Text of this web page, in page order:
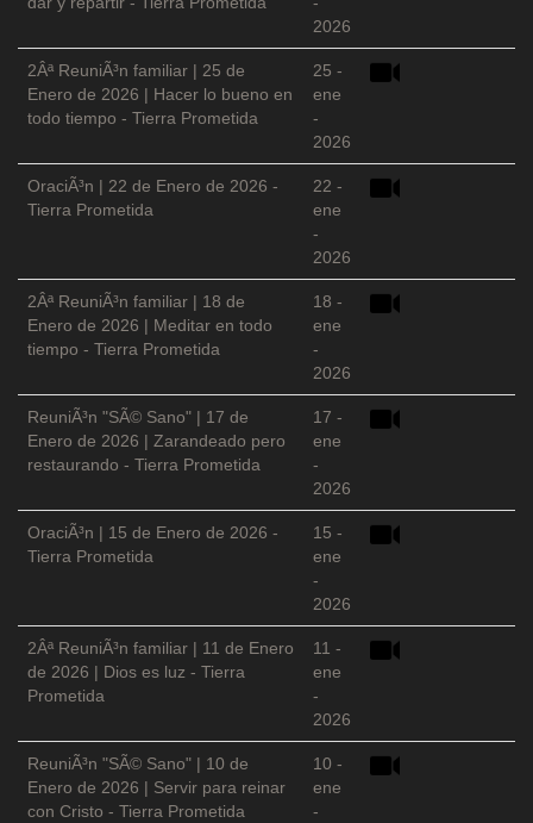
2026
2Âª ReuniÃ³n familiar | 25 de
Enero de 2026 | Hacer lo bueno en
todo tiempo - Tierra Prometida
25 -
ene
-
2026
OraciÃ³n | 22 de Enero de 2026 -
Tierra Prometida
22 -
ene
-
2026
2Âª ReuniÃ³n familiar | 18 de
Enero de 2026 | Meditar en todo
tiempo - Tierra Prometida
18 -
ene
-
2026
ReuniÃ³n "SÃ© Sano" | 17 de
Enero de 2026 | Zarandeado pero
restaurando - Tierra Prometida
17 -
ene
-
2026
OraciÃ³n | 15 de Enero de 2026 -
Tierra Prometida
15 -
ene
-
2026
2Âª ReuniÃ³n familiar | 11 de Enero
de 2026 | Dios es luz - Tierra
Prometida
11 -
ene
-
2026
ReuniÃ³n "SÃ© Sano" | 10 de
Enero de 2026 | Servir para reinar
con Cristo - Tierra Prometida
10 -
ene
-